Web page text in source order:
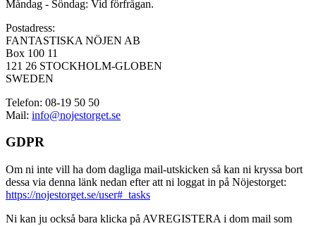
Måndag - Söndag: Vid förfrågan.
Postadress:
FANTASTISKA NÖJEN AB
Box 100 11
121 26 STOCKHOLM-GLOBEN
SWEDEN
Telefon: 08-19 50 50
Mail: info@nojestorget.se
GDPR
Om ni inte vill ha dom dagliga mail-utskicken så kan ni kryssa bort
dessa via denna länk nedan efter att ni loggat in på Nöjestorget:
https://nojestorget.se/user#_tasks
Ni kan ju också bara klicka på AVREGISTERA i dom mail som